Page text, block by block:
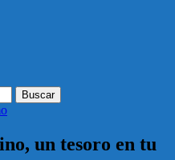
un tesoro en tu